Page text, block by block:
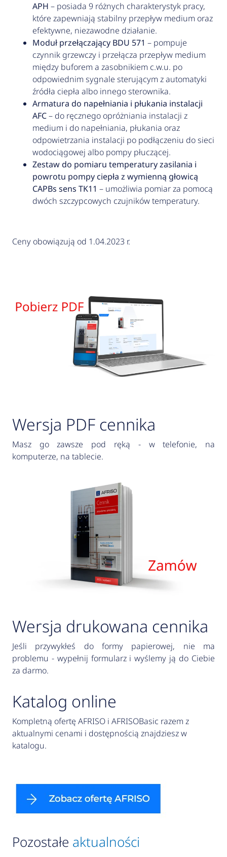
APH – posiada 9 różnych charakterystyk pracy,
które zapewniają stabilny przepływ medium oraz
efektywne, niezawodne działanie.
Moduł przełączający BDU 571 – pompuje
czynnik grzewczy i przełącza przepływ medium
między buforem a zasobnikiem c.w.u. po
odpowiednim sygnale sterującym z automatyki
źródła ciepła albo innego sterownika.
Armatura do napełniania i płukania instalacji
AFC– do ręcznego opróżniania instalacji z
medium i do napełniania, płukania oraz
odpowietrzania instalacji po podłączeniu do sieci
wodociągowej albo pompy płuczącej.
Zestaw do pomiaru temperatury zasilania i
powrotu pompy ciepła z wymienną głowicą
CAPBs sens TK11 – umożliwia pomiar za pomocą
dwóch szczypcowych czujników temperatury.
Ceny obowiązują od 1.04.2023 r.
Wersja PDF cennika
Masz go zawsze pod ręką - w telefonie, na
komputerze, na tablecie.
Wersja drukowana cennika
Jeśli przywykłeś do formy papierowej, nie ma
problemu - wypełnij formularz i wyślemy ją do Ciebie
za darmo.
Katalog online
Kompletną ofertę AFRISO i AFRISOBasic razem z
aktualnymi cenami i dostępnością znajdziesz w
katalogu.
Pozostałe aktualności